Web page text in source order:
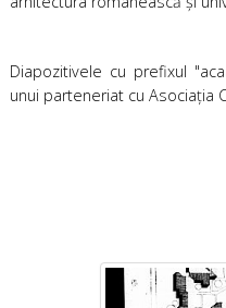
Diapozitivele cu prefixul
unui parteneriat cu Asociația